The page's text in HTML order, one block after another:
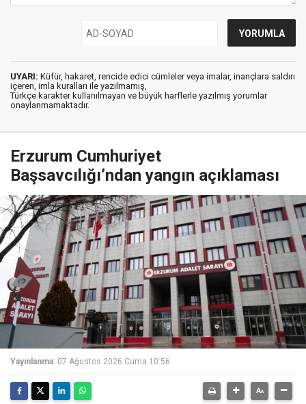
UYARI: Küfür, hakaret, rencide edici cümleler veya imalar, inançlara saldırı
içeren, imla kuralları ile yazılmamış,
Türkçe karakter kullanılmayan ve büyük harflerle yazılmış yorumlar
onaylanmamaktadır.
Erzurum Cumhuriyet
Başsavcılığı’ndan yangın açıklaması
Yayınlanma: 07 Ağustos 2026 Cuma 10:56